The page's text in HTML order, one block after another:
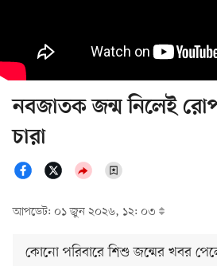
নবজাতক জন্ম নিলেই
চারা
আপডেট: ০১ জুন ২০২৬, ১২: ০৩
কোনো পরিবারে শিশু জন্মের খবর